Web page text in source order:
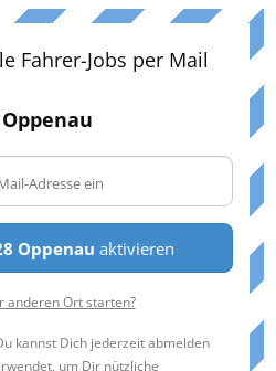
Fahrer-Jobs per Mail
Oppenau aktivieren
anderen Ort starten?
kannst Dich jederzeit abmelden
um Dir nützliche